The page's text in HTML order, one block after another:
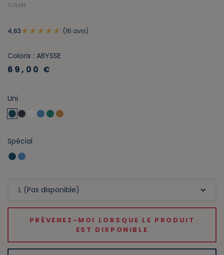
YOLAN
4,63 (16 avis)
Coloris : ABYSSE
69,00 €
Uni
Spécial
PRÉVENEZ-MOI LORSQUE LE PRODUIT
EST DISPONIBLE